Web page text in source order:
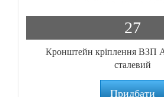
27
Кронштейн кріплення ВЗП
сталевий
Придбати